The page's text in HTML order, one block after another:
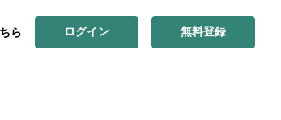
ら ログイン 無料登録